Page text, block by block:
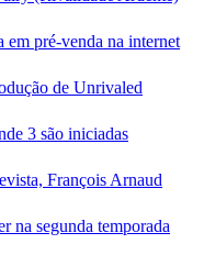
em pré-venda na internet
de Unrivaled
3 são iniciadas
François Arnaud
na segunda temporada